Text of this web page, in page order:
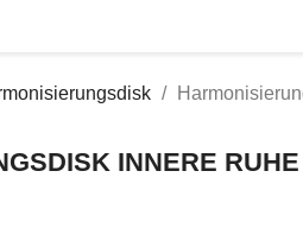
INNERE RUHE